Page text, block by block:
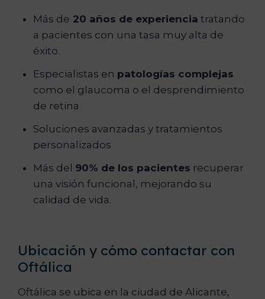
Más de 20 años de experiencia tratando
a pacientes con una tasa muy alta de
éxito.
Especialistas en patologías complejas
como el glaucoma o el desprendimiento
de retina
Soluciones avanzadas y tratamientos
personalizados
Más del 90% de los pacientes recuperar
una visión funcional, mejorando su
calidad de vida.
Ubicación y cómo contactar con
Oftálica
Oftálica se ubica en la ciudad de Alicante,